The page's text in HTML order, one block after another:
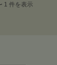
1 件を表示